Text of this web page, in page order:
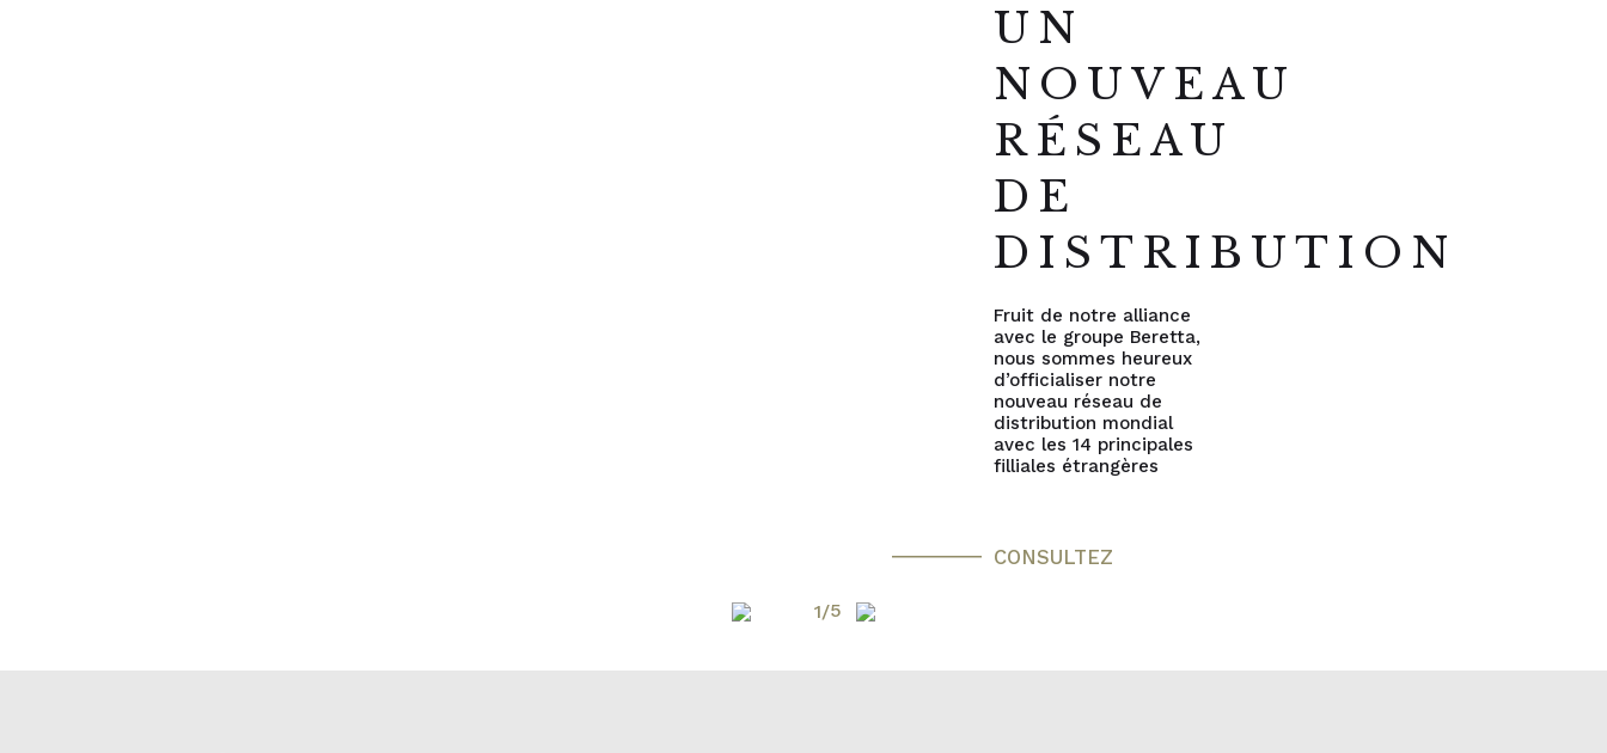
UN
NOUVEAU
RÉSEAU
DE
DISTRIBUTION
Fruit de notre alliance
avec le groupe Beretta,
nous sommes heureux
d’officialiser notre
nouveau réseau de
distribution mondial
avec les 14 principales
filliales étrangères
CONSULTEZ